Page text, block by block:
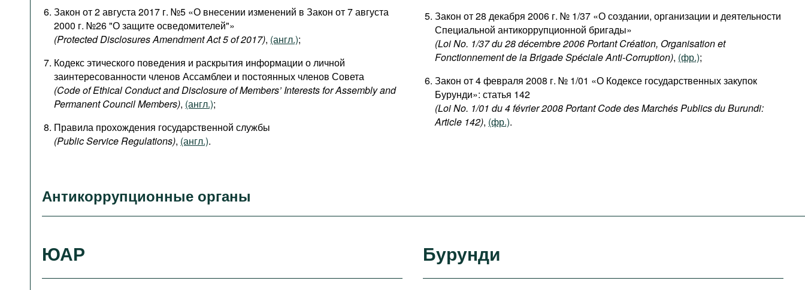
Закон от 2 августа 2017 г. №5 «О внесении изменений в Закон от 7 августа
2000 г. №26 "О защите осведомителей"»
(Protected Disclosures Amendment Act 5 of 2017), (англ.);
Кодекс этического поведения и раскрытия информации о личной
заинтересованности членов Ассамблеи и постоянных членов Совета
(Code of Ethical Conduct and Disclosure of Members’ Interests for Assembly and
Permanent Council Members), (англ.);
Правила прохождения государственной службы
(Public Service Regulations), (англ.).
Закон от 28 декабря 2006 г. № 1/37 «О создании, организации и деятельности
Специальной антикоррупционной бригады»
(Loi No. 1/37 du 28 décembre 2006 Portant Création, Organisation et
Fonctionnement de la Brigade Spéciale Anti-Corruption), (фр.);
Закон от 4 февраля 2008 г. № 1/01 «О Кодексе государственных закупок
Бурунди»: статья 142
(Loi No. 1/01 du 4 février 2008 Portant Code des Marchés Publics du Burundi:
Article 142), (фр.).
Антикоррупционные органы
ЮАР Бурунди